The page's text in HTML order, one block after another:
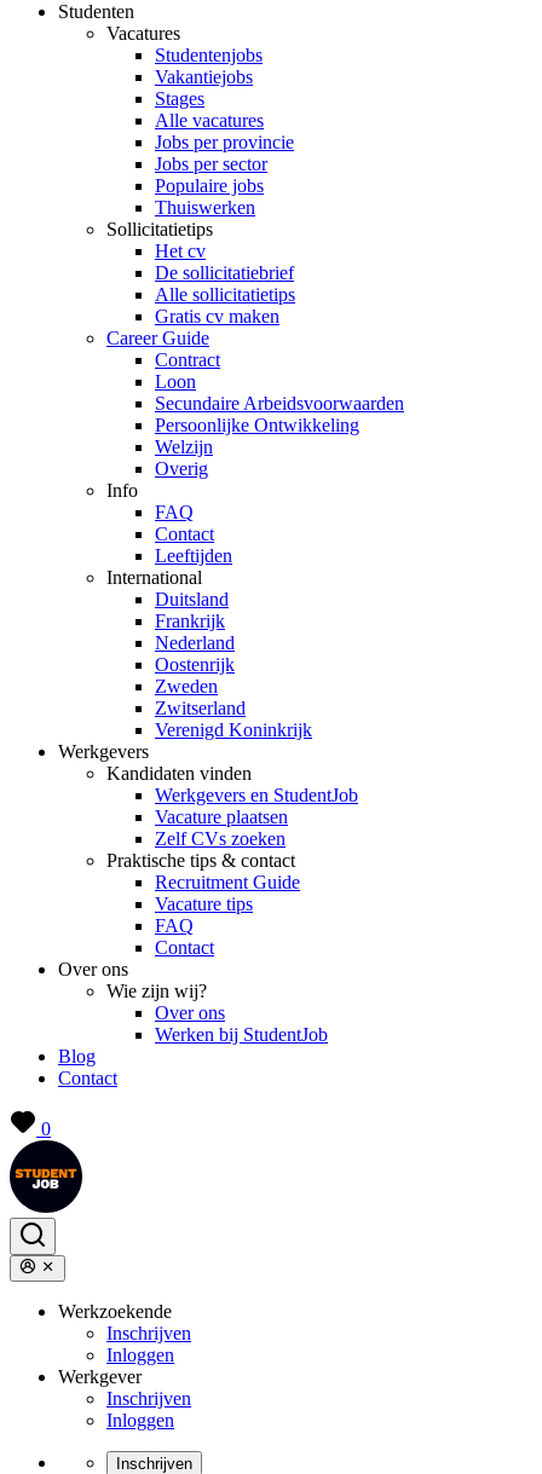
Studenten
Vacatures
Studentenjobs
Vakantiejobs
Stages
Alle vacatures
Jobs per provincie
Jobs per sector
Populaire jobs
Thuiswerken
Sollicitatietips
Het cv
De sollicitatiebrief
Alle sollicitatietips
Gratis cv maken
Career Guide
Contract
Loon
Secundaire Arbeidsvoorwaarden
Persoonlijke Ontwikkeling
Welzijn
Overig
Info
FAQ
Contact
Leeftijden
International
Duitsland
Frankrijk
Nederland
Oostenrijk
Zweden
Zwitserland
Verenigd Koninkrijk
Werkgevers
Kandidaten vinden
Werkgevers en StudentJob
Vacature plaatsen
Zelf CVs zoeken
Praktische tips & contact
Recruitment Guide
Vacature tips
FAQ
Contact
Over ons
Wie zijn wij?
Over ons
Werken bij StudentJob
Blog
Contact
0
Werkzoekende
Inschrijven
Inloggen
Werkgever
Inschrijven
Inloggen
Inschrijven